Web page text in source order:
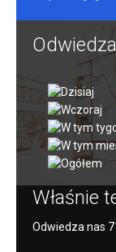
Właśnie
Odwiedza nas